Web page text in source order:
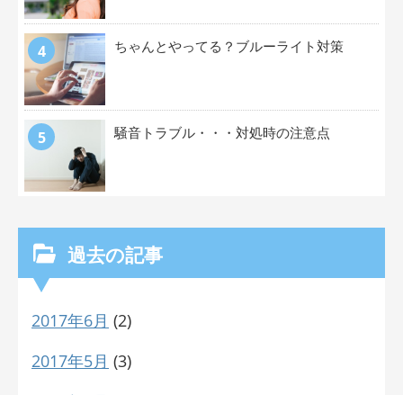
ちゃんとやってる？ブルーライト対策
騒音トラブル・・・対処時の注意点
過去の記事
2017年6月 (2)
2017年5月 (3)